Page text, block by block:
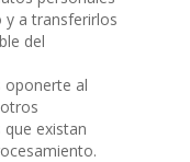
y a transferirlos
del
oponerte al
existan